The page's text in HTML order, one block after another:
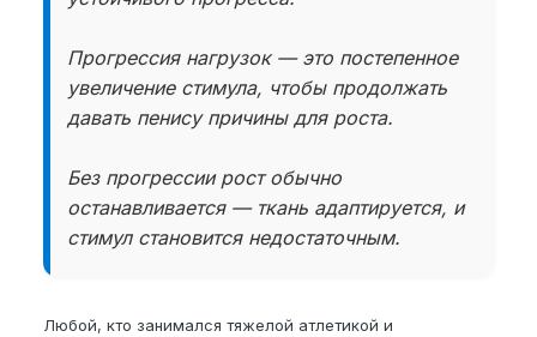
Прогрессия нагрузок — это постепенное
увеличение стимула, чтобы продолжать
давать пенису причины для роста.
Без прогрессии рост обычно
останавливается — ткань адаптируется, и
стимул становится недостаточным.
Любой, кто занимался тяжелой атлетикой и